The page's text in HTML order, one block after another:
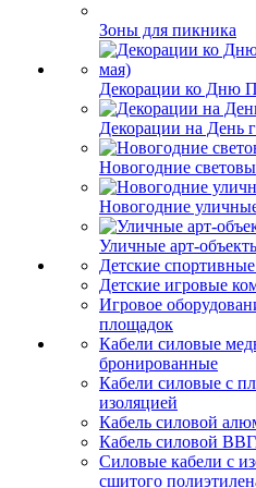
Зоны для пикника
Декорации ко Дню
Декорации на День
Новогодние
Новогодние
Уличные арт-
Детские
Детские игровые
Игровое
площадок
Кабели силовые
бронированные
Кабели силовые с
изоляцией
Кабель силовой
Кабель силовой
Силовые кабели с
сшитого